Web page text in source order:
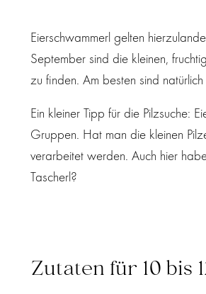
Eierschwammerl gelten
September sind die kleinen,
zu finden. Am besten sind
Ein kleiner Tipp für die Pilzsuche:
Gruppen. Hat man die kleinen
verarbeitet werden. Auch hier
Tascherl?
Zutaten für 10 bis